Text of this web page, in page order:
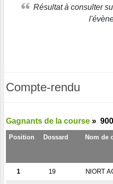
Résultat à consulter sur le Compte-rendu de
Compte-rendu
Gagnants de la course »
Position Dossard Nom de
1 19 NIORT